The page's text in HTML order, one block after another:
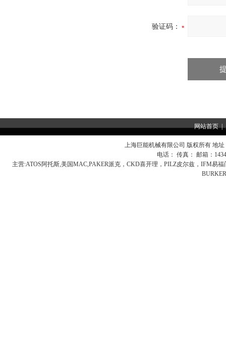
验证码：
网站首页|
上海巨能机械有限公司 版权所有 地
电话： 传真： 邮箱：
主营:ATOS阿托斯,美国MAC,PAKER派克，CKD喜开理，PILZ皮尔兹，IFM易